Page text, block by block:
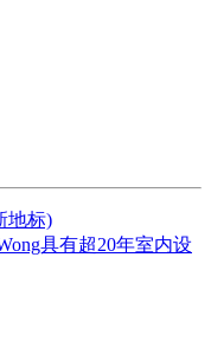
地标)
具有超20年室内设